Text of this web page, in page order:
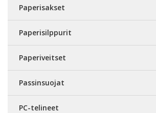
Paperisakset
Paperisilppurit
Paperiveitset
Passinsuojat
PC-telineet